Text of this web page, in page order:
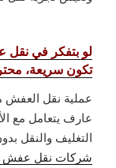
لو بتفكر في
تكون سريعة،
عملية نقل
عارف يتعامل مع
التغليف والنقل
شركات نقل عفش